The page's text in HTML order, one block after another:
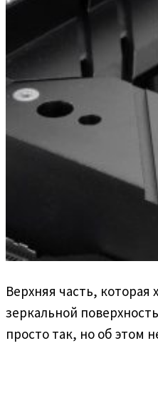
Верхняя часть, которая
зеркальной
просто так, но об этом